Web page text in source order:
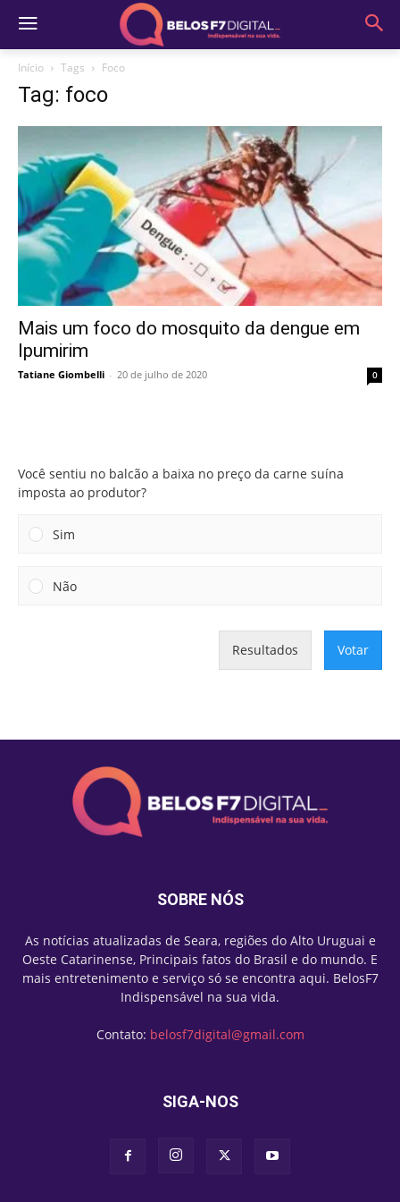
Início Tags Foco
Tag: foco
Mais um foco do mosquito da dengue em
Ipumirim
Tatiane Giombelli - 20 de julho de 2020 0
Você sentiu no balcão a baixa no preço da carne suína
imposta ao produtor?
Sim
Não
Resultados Votar
SOBRE NÓS
As notícias atualizadas de Seara, regiões do Alto Uruguai e
Oeste Catarinense, Principais fatos do Brasil e do mundo. E
mais entretenimento e serviço só se encontra aqui. BelosF7
Indispensável na sua vida.
Contato: belosf7digital@gmail.com
SIGA-NOS